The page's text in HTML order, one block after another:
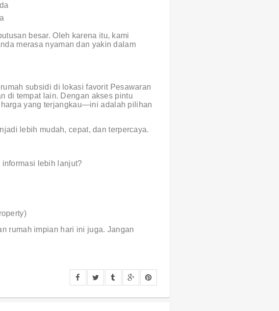
besar. Oleh karena itu, kami
merasa nyaman dan yakin dalam
subsidi di lokasi favorit Pesawaran
di tempat lain. Dengan akses pintu
yang terjangkau—ini adalah pilihan
lebih mudah, cepat, dan terpercaya.
lebih lanjut?
rumah impian hari ini juga. Jangan